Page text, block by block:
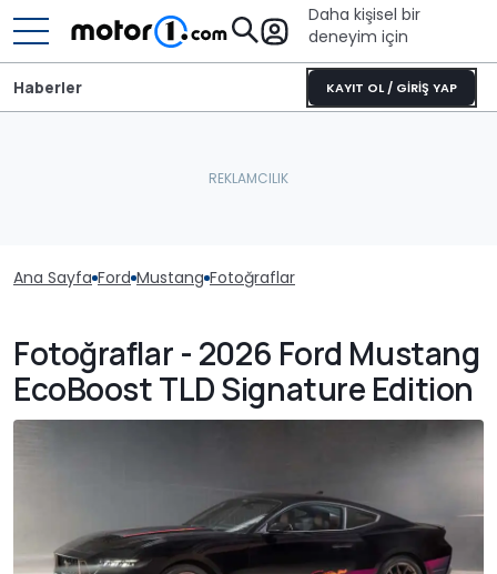
Daha kişisel bir
deneyim için
KAYIT OL / GİRİŞ YAP
Haberler
Ana Sayfa Ford Mustang Fotoğraflar
Fotoğraflar - 2026 Ford Mustang
EcoBoost TLD Signature Edition